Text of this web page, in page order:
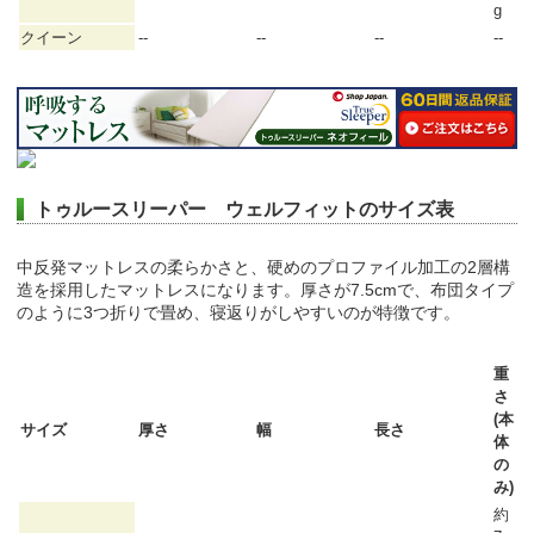
g
クイーン
-- -- -- --
トゥルースリーパー ウェルフィットのサイズ表
中反発マットレスの柔らかさと、硬めのプロファイル加工の2層構
造を採用したマットレスになります。厚さが7.5cmで、布団タイプ
のように3つ折りで畳め、寝返りがしやすいのが特徴です。
サイズ 厚さ 幅 長さ
重
さ
(本
体
の
み)
約